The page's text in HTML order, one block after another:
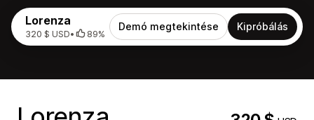
Lorenza
320 $ USD• 89%
Demó megtekintése Kipróbálás